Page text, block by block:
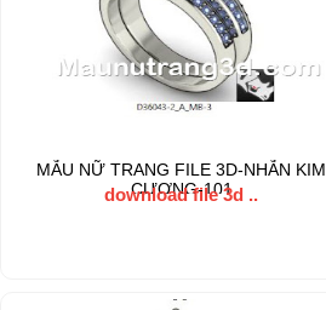
MẪU NỮ TRANG FILE 3D-NHẪN KIM
CƯƠNG-101
download file 3d ..